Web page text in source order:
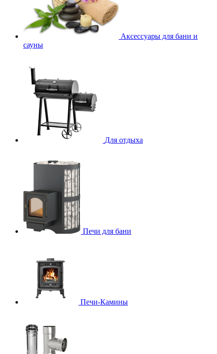
Аксессуары для бани и
сауны
Для отдыха
Печи для бани
Печи-Камины